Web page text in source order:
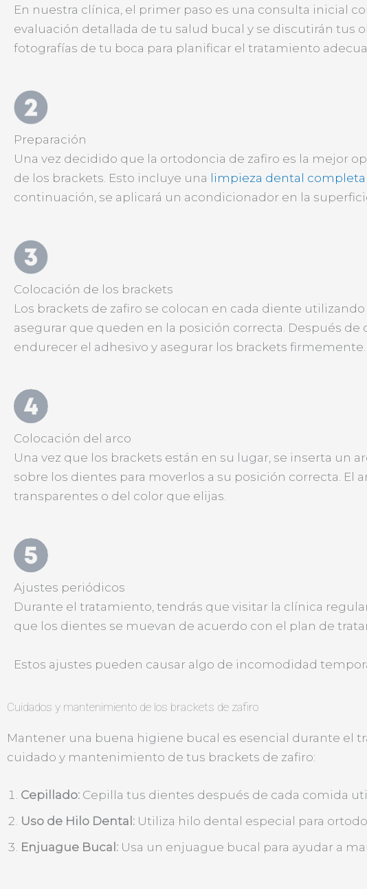
En nuestra clínica, el primer paso es una consulta inicial
evaluación detallada de tu salud bucal y se discutirán tus
fotografías de tu boca para planificar el tratamiento
Preparación
Una vez decidido que la ortodoncia de zafiro es la mejor
de los brackets. Esto incluye una limpieza dental completa
continuación, se aplicará un acondicionador en la
Colocación de los brackets
Los brackets de zafiro se colocan en cada diente
asegurar que queden en la posición correcta. Después
endurecer el adhesivo y asegurar los brackets firmemente.
Colocación del arco
Una vez que los brackets están en su lugar, se inserta un
sobre los dientes para moverlos a su posición correcta. El
transparentes o del color que elijas.
Ajustes periódicos
Durante el tratamiento, tendrás que visitar la clínica
que los dientes se muevan de acuerdo con el plan de
Estos ajustes pueden causar algo de incomodidad
Cuidados y mantenimiento de los brackets de zafiro
Mantener una buena higiene bucal es esencial durante el
cuidado y mantenimiento de tus brackets de zafiro:
Cepillado: Cepilla tus dientes después de cada comida
Uso de Hilo Dental: Utiliza hilo dental especial para
Enjuague Bucal: Usa un enjuague bucal para ayudar a